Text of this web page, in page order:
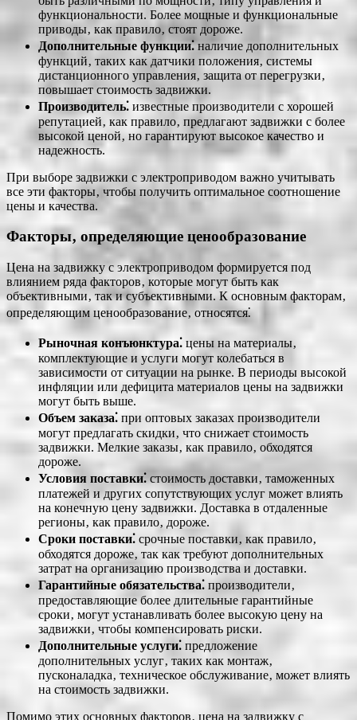
функциональности. Более мощные и функциональные
приводы‚ как правило‚ стоят дороже.
Дополнительные функции⁚наличие дополнительных
функций‚ таких как датчики положения‚ системы
дистанционного управления‚ защита от перегрузки‚
повышает стоимость задвижки.
Производитель⁚ известные производители с хорошей
репутацией‚ как правило‚ предлагают задвижки с более
высокой ценой‚ но гарантируют высокое качество и
надежность.
При выборе задвижки с электроприводом важно учитывать
все эти факторы‚ чтобы получить оптимальное соотношение
цены и качества.
Факторы‚ определяющие ценообразование
Цена на задвижку с электроприводом формируется под
влиянием ряда факторов‚ которые могут быть как
объективными‚ так и субъективными. К основным факторам‚
определяющим ценообразование‚ относятся⁚
Рыночная конъюнктура⁚ цены на материалы‚
комплектующие и услуги могут колебаться в
зависимости от ситуации на рынке. В периоды высокой
инфляции или дефицита материалов цены на задвижки
могут быть выше.
Объем заказа⁚ при оптовых заказах производители
могут предлагать скидки‚ что снижает стоимость
задвижки. Мелкие заказы‚ как правило‚ обходятся
дороже.
Условия поставки⁚стоимость доставки‚ таможенных
платежей и других сопутствующих услуг может влиять
на конечную цену задвижки. Доставка в отдаленные
регионы‚ как правило‚ дороже.
Сроки поставки⁚ срочные поставки‚ как правило‚
обходятся дороже‚ так как требуют дополнительных
затрат на организацию производства и доставки.
Гарантийные обязательства⁚ производители‚
предоставляющие более длительные гарантийные
сроки‚ могут устанавливать более высокую цену на
задвижки‚ чтобы компенсировать риски.
Дополнительные услуги⁚ предложение
дополнительных услуг‚ таких как монтаж‚
пусконаладка‚ техническое обслуживание‚ может влиять
на стоимость задвижки.
Помимо этих основных факторов‚ цена на задвижку с